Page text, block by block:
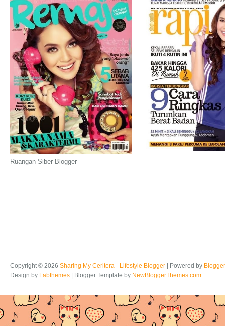
Ruangan Siber Blogger
Copyright © 2026 Sharing My Ceritera - Lifestyle Blogger | Powered by Blogger
Design by Fabthemes | Blogger Template by NewBloggerThemes.com